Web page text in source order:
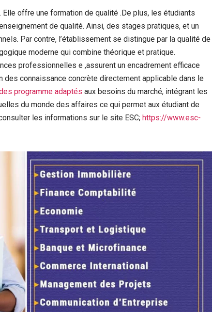
Elle offre une formation de qualité .De plus, les étudiants
de qualité. Ainsi, des stages pratiques, et un
Par contre, l’établissement se distingue par la qualité de
moderne qui combine théorique et pratique.
professionnelles e ,assurent un encadrement efficace
connaissance concrète directement applicable dans le
programme adaptés aux besoins du marché, intégrant les
du monde des affaires ce qui permet aux étudiant de
les informations sur le site ESC; https://www.esc-